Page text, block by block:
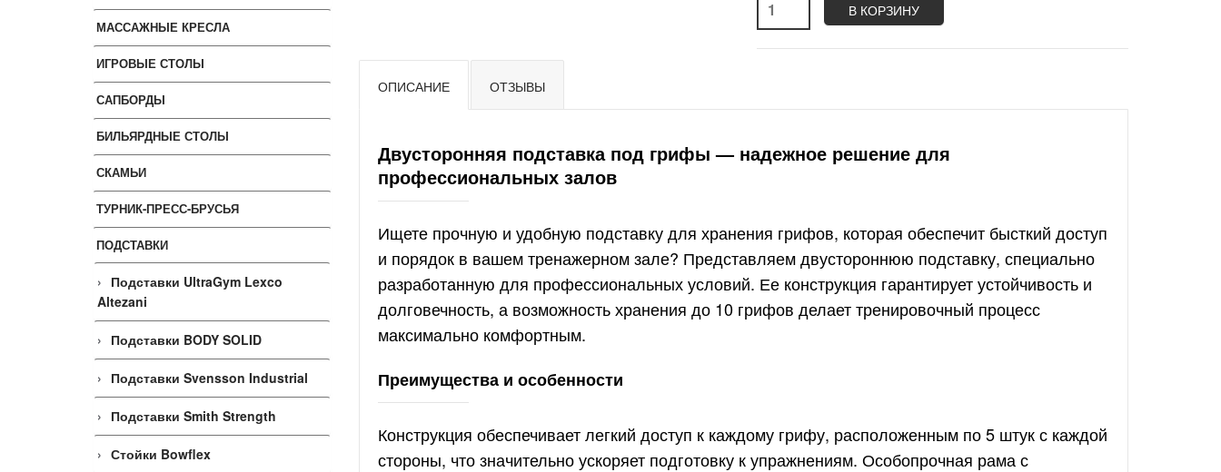
МАССАЖНЫЕ КРЕСЛА
ИГРОВЫЕ СТОЛЫ
САПБОРДЫ
БИЛЬЯРДНЫЕ СТОЛЫ
СКАМЬИ
ТУРНИК-ПРЕСС-БРУСЬЯ
ПОДСТАВКИ
Подставки UltraGym Lexco
Altezani
Подставки BODY SOLID
Подставки Svensson Industrial
Подставки Smith Strength
Стойки Bowflex
В КОРЗИНУ
ОПИСАНИЕ ОТЗЫВЫ
Двусторонняя подставка под грифы — надежное решение для
профессиональных залов
Ищете прочную и удобную подставку для хранения грифов, которая обеспечит бысткий доступ
и порядок в вашем тренажерном зале? Представляем двустороннюю подставку, специально
разработанную для профессиональных условий. Ее конструкция гарантирует устойчивость и
долговечность, а возможность хранения до 10 грифов делает тренировочный процесс
максимально комфортным.
Преимущества и особенности
Конструкция обеспечивает легкий доступ к каждому грифу, расположенным по 5 штук с каждой
стороны, что значительно ускоряет подготовку к упражнениям. Особопрочная рама с